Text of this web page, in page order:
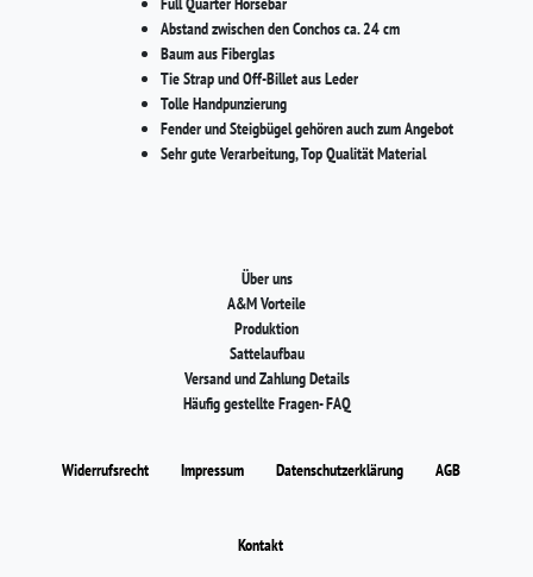
Abstand zwischen den Conchos ca. 24 cm
Baum aus Fiberglas
Tie Strap und Off-Billet aus Leder
Tolle Handpunzierung
Fender und Steigbügel gehören auch zum Angebot
Sehr gute Verarbeitung, Top Qualität Material
Über uns
A&M Vorteile
Produktion
Sattelaufbau
Versand und Zahlung Details
Häufig gestellte Fragen- FAQ
Widerrufs­recht Impressum Daten­schutz­erklärung AGB
Kontakt